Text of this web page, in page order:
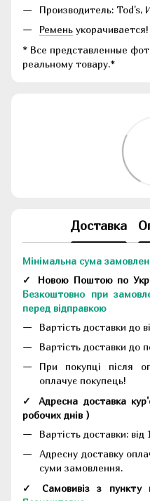
Производитель: Tod's,
Ремень укорачивается!
* Все представленные
реальному товару.*
Доставка
Мінімальна сума
✓ Новою Поштою по
Безкоштовно при
перед відправкою
Вартість доставки до
Вартість доставки до
При покупці після
оплачує покупець!
✓ Адресна доставка
робочих днів )
Вартість доставки:
Адресну доставку
суми замовлення.
✓ Самовивіз з пункту